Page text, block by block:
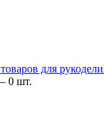
0 шт.